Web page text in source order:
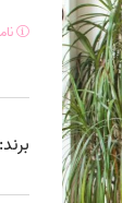
برند: